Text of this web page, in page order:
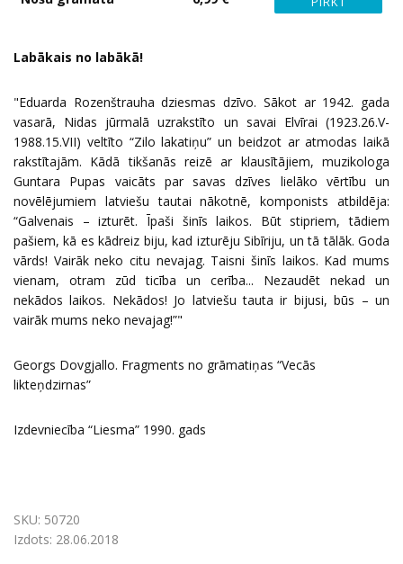
Labākais no labākā!
"Eduarda Rozenštrauha dziesmas dzīvo. Sākot ar 1942. gada
vasarā, Nidas jūrmalā uzrakstīto un savai Elvīrai (1923.26.V-
1988.15.VII) veltīto “Zilo lakatiņu” un beidzot ar atmodas laikā
rakstītajām. Kādā tikšanās reizē ar klausītājiem, muzikologa
Guntara Pupas vaicāts par savas dzīves lielāko vērtību un
novēlējumiem latviešu tautai nākotnē, komponists atbildēja:
“Galvenais – izturēt. Īpaši šinīs laikos. Būt stipriem, tādiem
pašiem, kā es kādreiz biju, kad izturēju Sibīriju, un tā tālāk. Goda
vārds! Vairāk neko citu nevajag. Taisni šinīs laikos. Kad mums
vienam, otram zūd ticība un cerība... Nezaudēt nekad un
nekādos laikos. Nekādos! Jo latviešu tauta ir bijusi, būs – un
vairāk mums neko nevajag!”"
Georgs Dovgjallo. Fragments no grāmatiņas “Vecās
likteņdzirnas”
Izdevniecība “Liesma” 1990. gads
SKU: 50720
Izdots: 28.06.2018